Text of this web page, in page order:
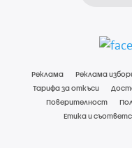
Реклама Реклама
Тарифа за откъси
Поверителност
Етика и